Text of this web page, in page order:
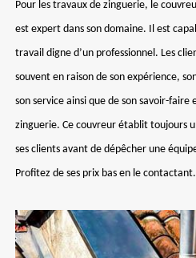
Pour les travaux de zinguerie, le
est expert dans son domaine. Il est
travail digne d’un professionnel. Les
souvent en raison de son expérience,
son service ainsi que de son savoir-
zinguerie. Ce couvreur établit toujours
ses clients avant de dépêcher une
Profitez de ses prix bas en le contactant.